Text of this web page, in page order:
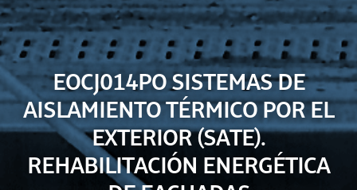
EOCJ014PO SISTEMAS DE
AISLAMIENTO TÉRMICO POR EL
EXTERIOR (SATE).
REHABILITACIÓN ENERGÉTICA